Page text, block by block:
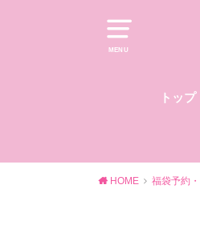
MENU
トップ
HOME 福袋予約